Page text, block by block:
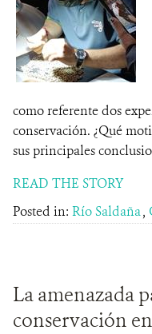
como referente dos
conservación. ¿Qué
sus principales
READ THE STORY
Posted in: Río Saldaña,
La amenazada
conservación